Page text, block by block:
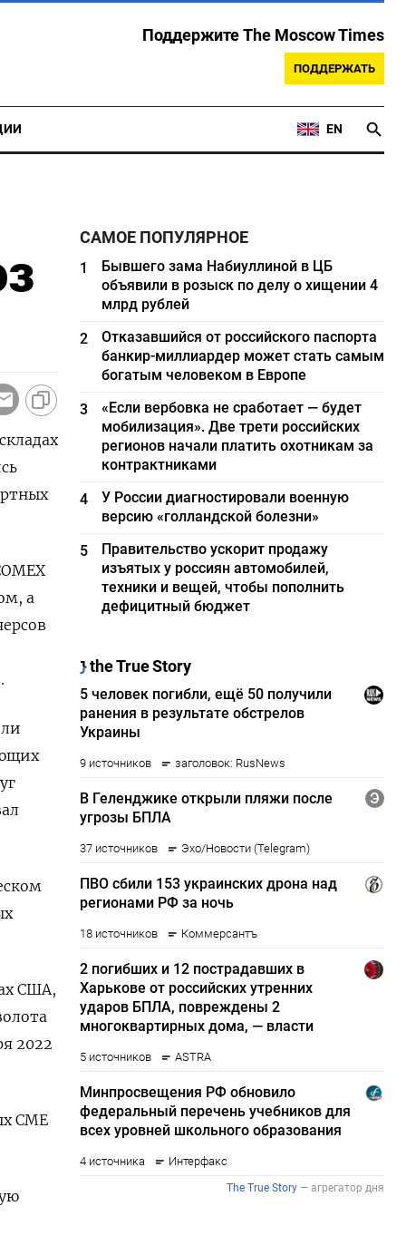
Поддержите The Moscow Times
ПОДДЕРЖАТЬ
EN
а
США,
2022
CME
САМОЕ ПОПУЛЯРНОЕ
1
Бывшего зама Набиуллиной в ЦБ
объявили в розыск по делу о хищении 4
млрд рублей
2
Отказавшийся от российского паспорта
банкир-миллиардер может стать самым
богатым человеком в Европе
3
«Если вербовка не сработает — будет
мобилизация». Две трети российских
регионов начали платить охотникам за
контрактниками
4
У России диагностировали военную
версию «голландской болезни»
5
Правительство ускорит продажу
изъятых у россиян автомобилей,
техники и вещей, чтобы пополнить
дефицитный бюджет